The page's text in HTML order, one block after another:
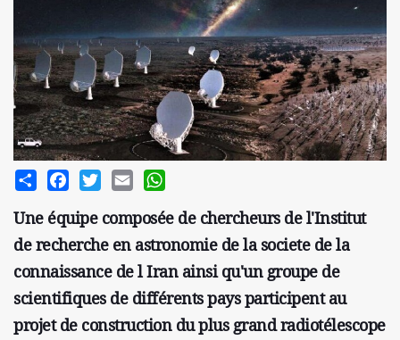
Share FacebookTwitterEmail
Une équipe composée de chercheurs de l'Institut
de recherche en astronomie de la societe de la
connaissance de l Iran ainsi qu'un groupe de
scientifiques de différents pays participent au
projet de construction du plus grand radiotélescope